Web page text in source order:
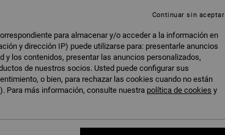
38 38.5 39
para almacenar y/o acceder a la información en
y dirección IP) puede utilizarse para: presentarle anuncios
y los contenidos, presentar las anuncios personalizados,
de nuestros socios. Usted puede configurar sus
o bien, para rechazar las cookies cuando no están
Para más información, consulte nuestra política de cookies y
Continuar sin aceptar